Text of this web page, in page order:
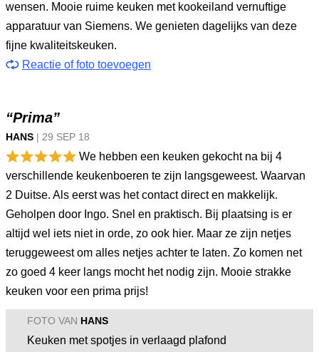
wensen. Mooie ruime keuken met kookeiland vernuftige
apparatuur van Siemens. We genieten dagelijks van deze
fijne kwaliteitskeuken.
Reactie of foto toevoegen
“Prima”
HANS | 29 SEP 18
We hebben een keuken gekocht na bij 4
verschillende keukenboeren te zijn langsgeweest. Waarvan
2 Duitse. Als eerst was het contact direct en makkelijk.
Geholpen door Ingo. Snel en praktisch. Bij plaatsing is er
altijd wel iets niet in orde, zo ook hier. Maar ze zijn netjes
teruggeweest om alles netjes achter te laten. Zo komen net
zo goed 4 keer langs mocht het nodig zijn. Mooie strakke
keuken voor een prima prijs!
FOTO VAN HANS
Keuken met spotjes in verlaagd plafond